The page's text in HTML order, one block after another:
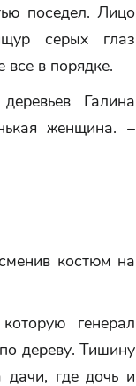
поседел. Лицо
серых глаз
все в порядке.
Галина
женщина. –
костюм на
генерал
дереву. Тишину
дачи, где дочь и